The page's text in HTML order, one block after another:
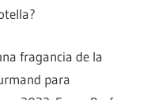
fragancia de la
para